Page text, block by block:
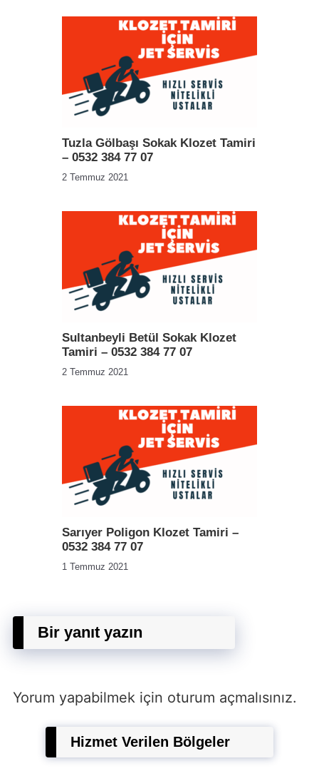
Tuzla Gölbaşı Sokak Klozet Tamiri
– 0532 384 77 07
2 Temmuz 2021
Sultanbeyli Betül Sokak Klozet
Tamiri – 0532 384 77 07
2 Temmuz 2021
Sarıyer Poligon Klozet Tamiri –
0532 384 77 07
1 Temmuz 2021
Bir yanıt yazın
Yorum yapabilmek için oturum açmalısınız.
Hizmet Verilen Bölgeler